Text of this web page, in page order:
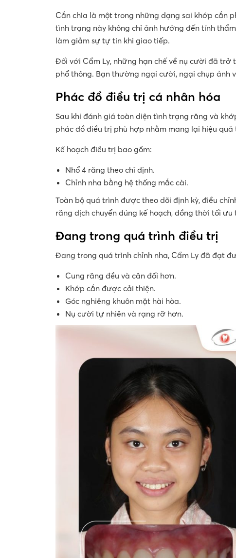
Cắn chìa là một trong những dạng sai khớp cắn
tình trạng này không chỉ ảnh hưởng đến tính
làm giảm sự tự tin khi giao tiếp.
Đối với Cẩm Ly, những hạn chế về nụ cười đã trở
phổ thông. Bạn thường ngại cười, ngại chụp
Phác đồ điều trị cá nhân hóa
Sau khi đánh giá toàn diện tình trạng răng và
phác đồ điều trị phù hợp nhằm mang lại hiệu quả
Kế hoạch điều trị bao gồm:
Nhổ 4 răng theo chỉ định.
Chỉnh nha bằng hệ thống mắc cài.
Toàn bộ quá trình được theo dõi định kỳ, điều
răng dịch chuyển đúng kế hoạch, đồng thời tối
Đang trong quá trình điều trị
Đang trong quá trình chỉnh nha, Cẩm Ly đã đạt
Cung răng đều và cân đối hơn.
Khớp cắn được cải thiện.
Góc nghiêng khuôn mặt hài hòa.
Nụ cười tự nhiên và rạng rỡ hơn.